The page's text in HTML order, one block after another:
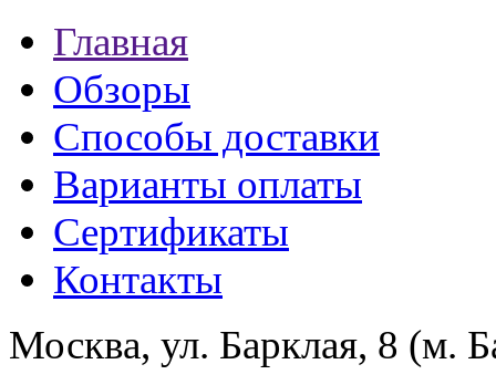
Главная
Обзоры
Способы доставки
Варианты оплаты
Сертификаты
Контакты
Москва, ул. Барклая, 8 (м.